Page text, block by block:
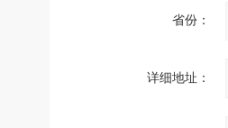
省份：
详细地址：